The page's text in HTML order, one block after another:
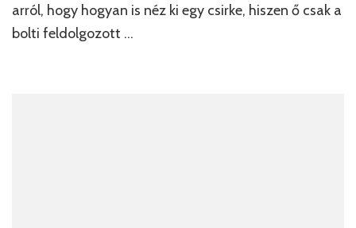
arról, hogy hogyan is néz ki egy csirke, hiszen ő csak a
bolti feldolgozott …